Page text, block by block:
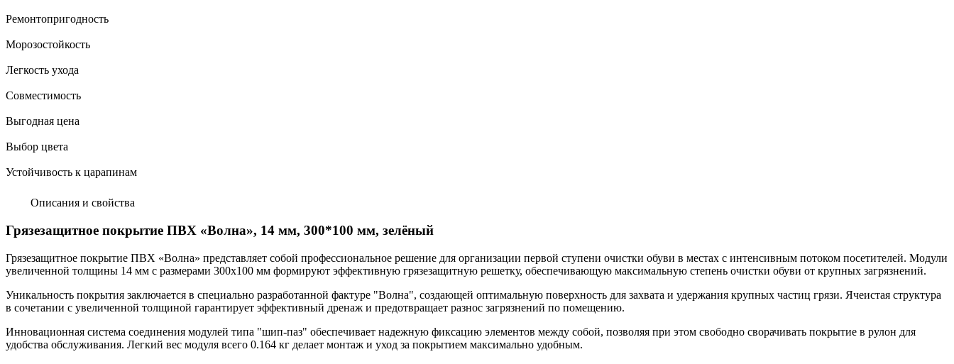
Ремонтопригодность
Морозостойкость
Легкость ухода
Совместимость
Выгодная цена
Выбор цвета
Устойчивость к царапинам
Описания и свойства
Грязезащитное покрытие ПВХ «Волна», 14 мм, 300*100 мм, зелёный
Грязезащитное покрытие ПВХ «Волна» представляет собой профессиональное решение для организации первой ступени очистки обуви в местах с интенсивным потоком посетителей. Модули
увеличенной толщины 14 мм с размерами 300х100 мм формируют эффективную грязезащитную решетку, обеспечивающую максимальную степень очистки обуви от крупных загрязнений.
Уникальность покрытия заключается в специально разработанной фактуре "Волна", создающей оптимальную поверхность для захвата и удержания крупных частиц грязи. Ячеистая структура
в сочетании с увеличенной толщиной гарантирует эффективный дренаж и предотвращает разнос загрязнений по помещению.
Инновационная система соединения модулей типа "шип-паз" обеспечивает надежную фиксацию элементов между собой, позволяя при этом свободно сворачивать покрытие в рулон для
удобства обслуживания. Легкий вес модуля всего 0.164 кг делает монтаж и уход за покрытием максимально удобным.